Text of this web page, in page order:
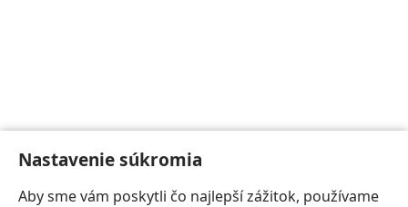
Nastavenie súkromia
Aby sme vám poskytli čo najlepší zážitok, používame